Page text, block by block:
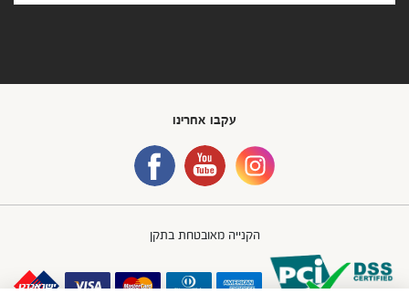
עקבו אחרינו
הקנייה מאובטחת בתקן